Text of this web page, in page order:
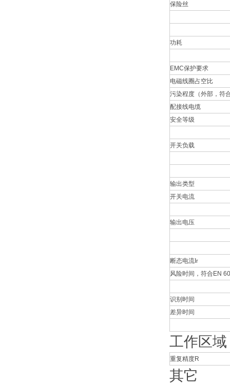
保险丝
功耗
EMC保护要求
电磁线圈占空比
污染程度（外部，符
配接线电缆
安全等级
开关负载
输出类型
开关电流
输出电压
断态电流I r
风险时间，符合EN
识别时间
差异时间
工作区域
重复精度R
其它